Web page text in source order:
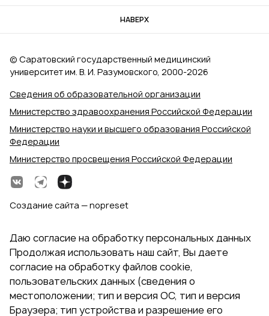
НАВЕРХ
Сведения об образовательной организации
Министерство здравоохранения Российской Федерации
Министерство науки и высшего образования Российской
Федерации
Министерство просвещения Российской Федерации
© Саратовский государственный медицинский
университет им. В. И. Разумовского, 2000‑2026
Создание сайта — nopreset
Даю согласие на обработку персональных данных
Продолжая использовать наш сайт, Вы даете
согласие на обработку файлов cookie,
пользовательских данных (сведения о
местоположении; тип и версия ОС, тип и версия
Браузера; тип устройства и разрешение его